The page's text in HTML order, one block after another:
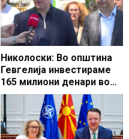
Николоски: Во општина
Гевгелија инвестираме
165 милиони денари во
изградба на
инфраструктурата, ќе се
гради нов влез во градот